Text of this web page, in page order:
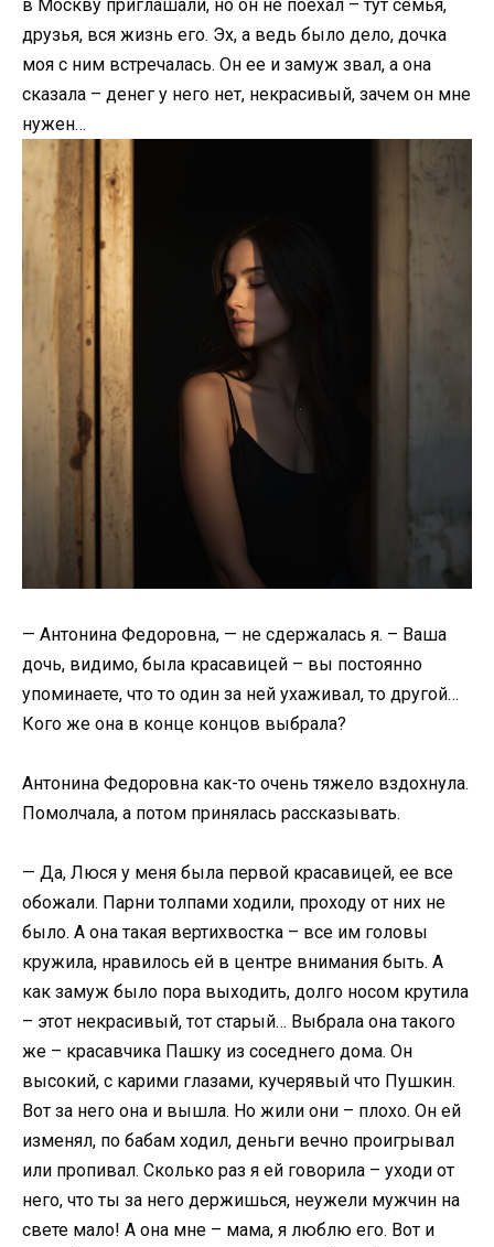
в Москву приглашали, но он не поехал – тут семья,
друзья, вся жизнь его. Эх, а ведь было дело, дочка
моя с ним встречалась. Он ее и замуж звал, а она
сказала – денег у него нет, некрасивый, зачем он мне
нужен…
— Антонина Федоровна, — не сдержалась я. – Ваша
дочь, видимо, была красавицей – вы постоянно
упоминаете, что то один за ней ухаживал, то другой…
Кого же она в конце концов выбрала?
Антонина Федоровна как-то очень тяжело вздохнула.
Помолчала, а потом принялась рассказывать.
— Да, Люся у меня была первой красавицей, ее все
обожали. Парни толпами ходили, проходу от них не
было. А она такая вертихвостка – все им головы
кружила, нравилось ей в центре внимания быть. А
как замуж было пора выходить, долго носом крутила
– этот некрасивый, тот старый… Выбрала она такого
же – красавчика Пашку из соседнего дома. Он
высокий, с карими глазами, кучерявый что Пушкин.
Вот за него она и вышла. Но жили они – плохо. Он ей
изменял, по бабам ходил, деньги вечно проигрывал
или пропивал. Сколько раз я ей говорила – уходи от
него, что ты за него держишься, неужели мужчин на
свете мало! А она мне – мама, я люблю его. Вот и